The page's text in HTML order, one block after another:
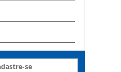
se